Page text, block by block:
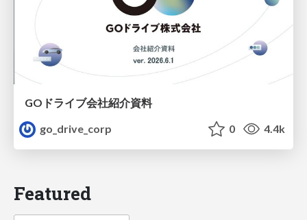
GOドライブ会社紹介資料
go_drive_corp
0 4.4k
Featured